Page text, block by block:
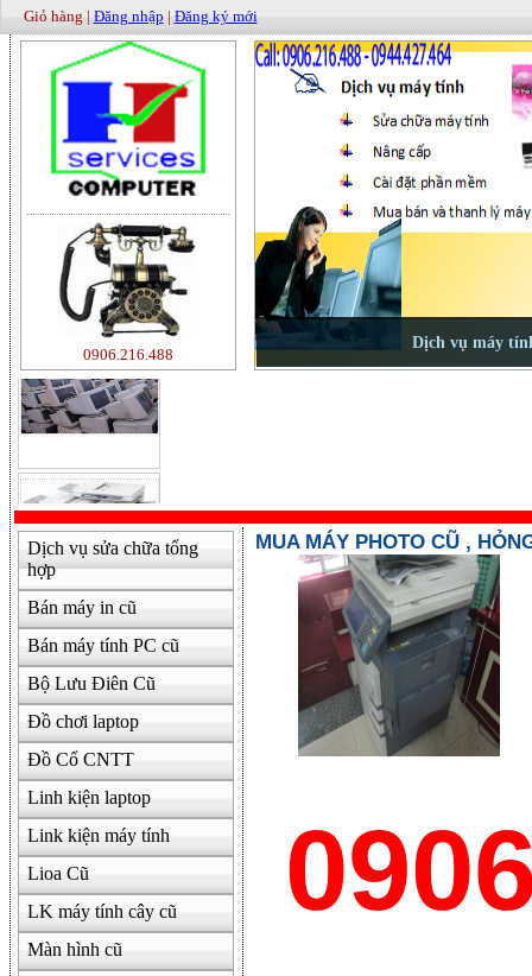
Giỏ hàng | Đăng nhập | Đăng ký mới
0906.216.488
500000
Dịch vụ sửa chữa tổng
hợp
Bán máy in cũ
Bán máy tính PC cũ
Bộ Lưu Điên Cũ
Đồ chơi laptop
Đồ Cổ CNTT
Linh kiện laptop
Link kiện máy tính
Lioa Cũ
LK máy tính cây cũ
Màn hình cũ
MUA MÁY PHOTO CŨ ,